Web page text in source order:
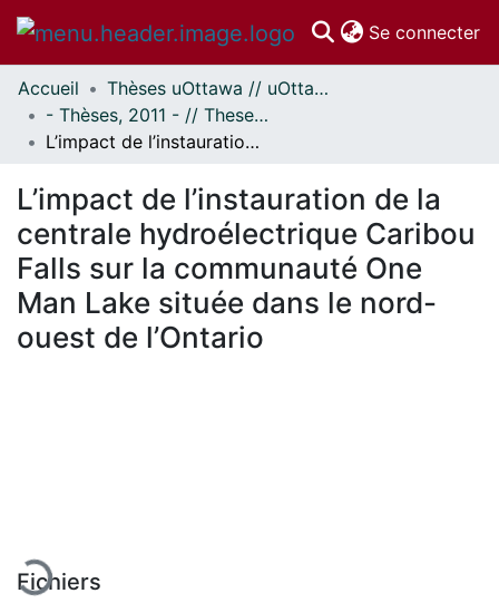
Se connecter
Communautés
et collections
Parcourir
À propos
Accueil
Thèses uOttawa // uOttawa Theses
- Thèses, 2011 - // Theses, 2011 -
L’impact de l’instauration de la centrale hydroélectrique Caribou Falls sur la communauté One Man Lake située dans le nord-ouest de l’Ontario
L’impact de l’instauration de la
centrale hydroélectrique Caribou
Falls sur la communauté One
Man Lake située dans le nord-
ouest de l’Ontario
Fichiers